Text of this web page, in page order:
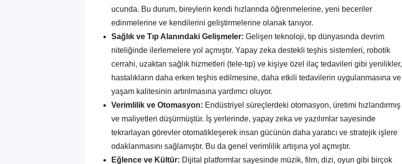
ucunda. Bu durum, bireylerin kendi hızlarında öğrenmelerine, yeni beceriler
edinmelerine ve kendilerini geliştirmelerine olanak tanıyor.
Sağlık ve Tıp Alanındaki Gelişmeler: Gelişen teknoloji, tıp dünyasında devrim
niteliğinde ilerlemelere yol açmıştır. Yapay zeka destekli teşhis sistemleri, robotik
cerrahi, uzaktan sağlık hizmetleri (tele-tıp) ve kişiye özel ilaç tedavileri gibi yenilikler,
hastalıkların daha erken teşhis edilmesine, daha etkili tedavilerin uygulanmasına ve
yaşam kalitesinin artırılmasına yardımcı oluyor.
Verimlilik ve Otomasyon: Endüstriyel süreçlerdeki otomasyon, üretimi hızlandırmış
ve maliyetleri düşürmüştür. İş yerlerinde, yapay zeka ve yazılımlar sayesinde
tekrarlayan görevler otomatikleşerek insan gücünün daha yaratıcı ve stratejik işlere
odaklanmasını sağlamıştır. Bu da genel verimlilik artışına yol açmıştır.
Eğlence ve Kültür: Dijital platformlar sayesinde müzik, film, dizi, oyun gibi birçok